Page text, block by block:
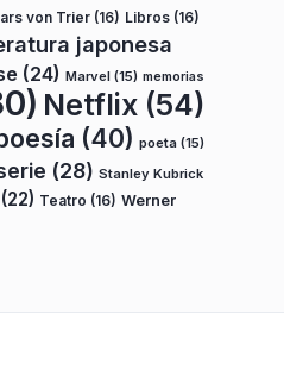
von Trier (16) Libros (16)
japonesa
(24) Marvel (15) memorias
Netflix (54)
(40) poeta (15)
(28) Stanley Kubrick
(22) Teatro (16) Werner